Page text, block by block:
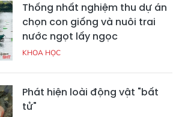
Thống nhất nghiệm thu dự án
chọn con giống và nuôi trai
nước ngọt lấy ngọc
KHOA HỌC
Phát hiện loài động vật "bất
tử"